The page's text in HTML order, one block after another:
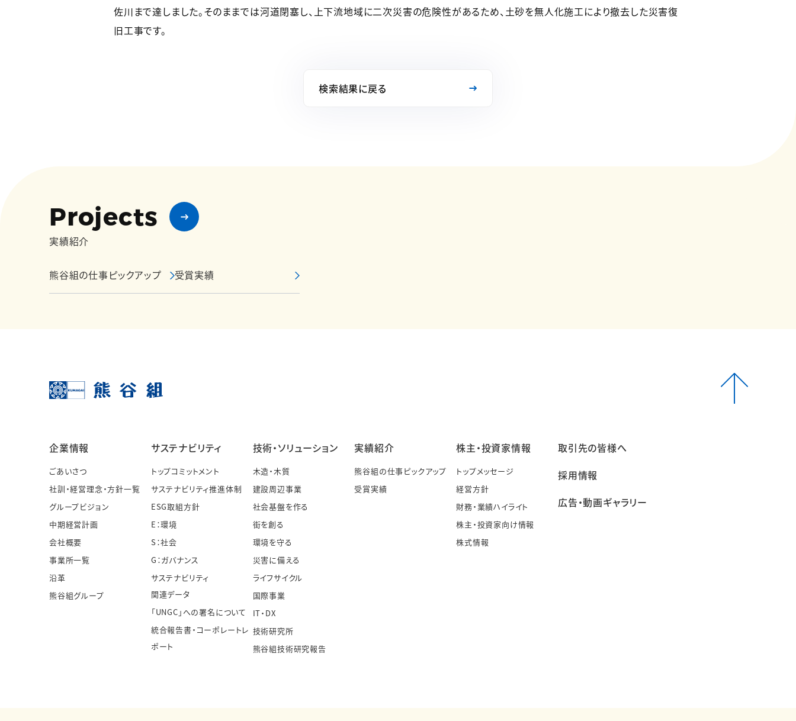
佐川まで達しました。そのままでは河道閉塞し、上下流地域に二次災害の危険性があるため、土砂を無人化施工により撤去した災害復
旧工事です。
検索結果に戻る
Projects
実績紹介
熊谷組の仕事ピックアップ 受賞実績
企業情報
ごあいさつ
社訓・経営理念・方針一覧
グループビジョン
中期経営計画
会社概要
事業所一覧
沿革
熊谷組グループ
サステナビリティ
トップコミットメント
サステナビリティ推進体制
ESG取組方針
E：環境
S：社会
G：ガバナンス
サステナビリティ
関連データ
「UNGC」への署名について
統合報告書・コーポレートレ
ポート
技術・ソリューション
木造・木質
建設周辺事業
社会基盤を作る
街を創る
環境を守る
災害に備える
ライフサイクル
国際事業
IT・DX
技術研究所
熊谷組技術研究報告
実績紹介
熊谷組の仕事ピックアップ
受賞実績
株主・投資家情報
トップメッセージ
経営方針
財務・業績ハイライト
株主・投資家向け情報
株式情報
取引先の皆様へ
採用情報
広告・動画ギャラリー